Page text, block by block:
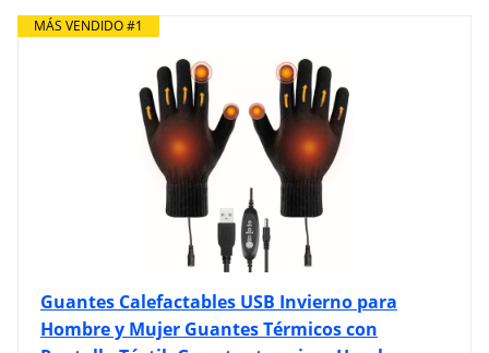
MÁS VENDIDO #1
Guantes Calefactables USB Invierno para
Hombre y Mujer Guantes Térmicos con